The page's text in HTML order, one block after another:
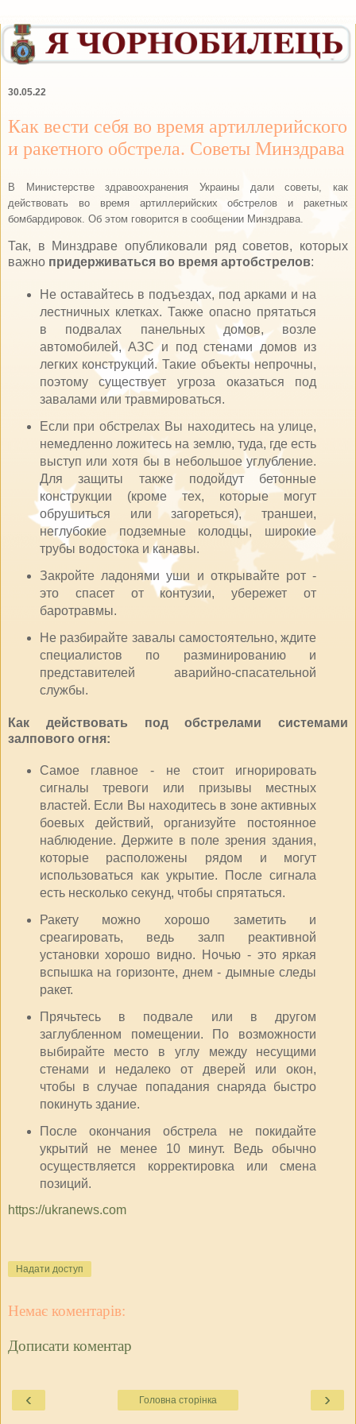
30.05.22
Как вести себя во время артиллерийского
и ракетного обстрела. Советы Минздрава
В Министерстве здравоохранения Украины дали советы, как
действовать во время артиллерийских обстрелов и ракетных
бомбардировок. Об этом говорится в сообщении Минздрава.
Так, в Минздраве опубликовали ряд советов, которых
важно придерживаться во время артобстрелов:
Не оставайтесь в подъездах, под арками и на
лестничных клетках. Также опасно прятаться
в подвалах панельных домов, возле
автомобилей, АЗС и под стенами домов из
легких конструкций. Такие объекты непрочны,
поэтому существует угроза оказаться под
завалами или травмироваться.
Если при обстрелах Вы находитесь на улице,
немедленно ложитесь на землю, туда, где есть
выступ или хотя бы в небольшое углубление.
Для защиты также подойдут бетонные
конструкции (кроме тех, которые могут
обрушиться или загореться), траншеи,
неглубокие подземные колодцы, широкие
трубы водостока и канавы.
Закройте ладонями уши и открывайте рот -
это спасет от контузии, убережет от
баротравмы.
Не разбирайте завалы самостоятельно, ждите
специалистов по разминированию и
представителей аварийно-спасательной
службы.
Как действовать под обстрелами системами
залпового огня:
Самое главное - не стоит игнорировать
сигналы тревоги или призывы местных
властей. Если Вы находитесь в зоне активных
боевых действий, организуйте постоянное
наблюдение. Держите в поле зрения здания,
которые расположены рядом и могут
использоваться как укрытие. После сигнала
есть несколько секунд, чтобы спрятаться.
Ракету можно хорошо заметить и
среагировать, ведь залп реактивной
установки хорошо видно. Ночью - это яркая
вспышка на горизонте, днем - дымные следы
ракет.
Прячьтесь в подвале или в другом
заглубленном помещении. По возможности
выбирайте место в углу между несущими
стенами и недалеко от дверей или окон,
чтобы в случае попадания снаряда быстро
покинуть здание.
После окончания обстрела не покидайте
укрытий не менее 10 минут. Ведь обычно
осуществляется корректировка или смена
позиций.
https://ukranews.com
Надати доступ
Немає коментарів:
Дописати коментар
‹ ›
Головна сторінка